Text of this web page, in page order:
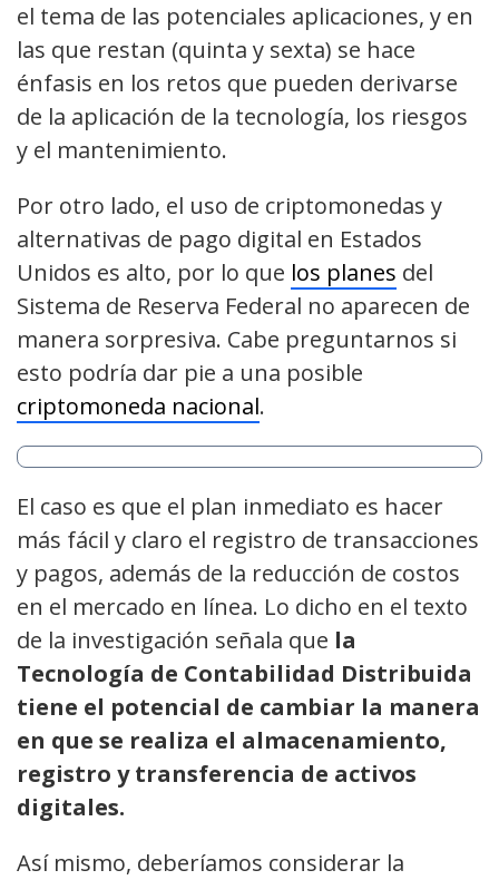
el tema de las potenciales aplicaciones, y en
las que restan (quinta y sexta) se hace
énfasis en los retos que pueden derivarse
de la aplicación de la tecnología, los riesgos
y el mantenimiento.
Por otro lado, el uso de criptomonedas y
alternativas de pago digital en Estados
Unidos es alto, por lo que los planes del
Sistema de Reserva Federal no aparecen de
manera sorpresiva. Cabe preguntarnos si
esto podría dar pie a una posible
criptomoneda nacional.
El caso es que el plan inmediato es hacer
más fácil y claro el registro de transacciones
y pagos, además de la reducción de costos
en el mercado en línea. Lo dicho en el texto
de la investigación señala que la
Tecnología de Contabilidad Distribuida
tiene el potencial de cambiar la manera
en que se realiza el almacenamiento,
registro y transferencia de activos
digitales.
Así mismo, deberíamos considerar la